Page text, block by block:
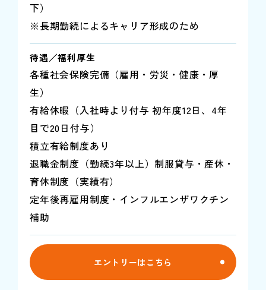
下）
※長期勤続によるキャリア形成のため
待遇／福利厚生
各種社会保険完備（雇用・労災・健康・厚
生）
有給休暇（入社時より付与 初年度12日、4年
目で20日付与）
積立有給制度あり
退職金制度（勤続3年以上）制服貸与・産休・
育休制度（実績有）
定年後再雇用制度・インフルエンザワクチン
補助
エントリーはこちら